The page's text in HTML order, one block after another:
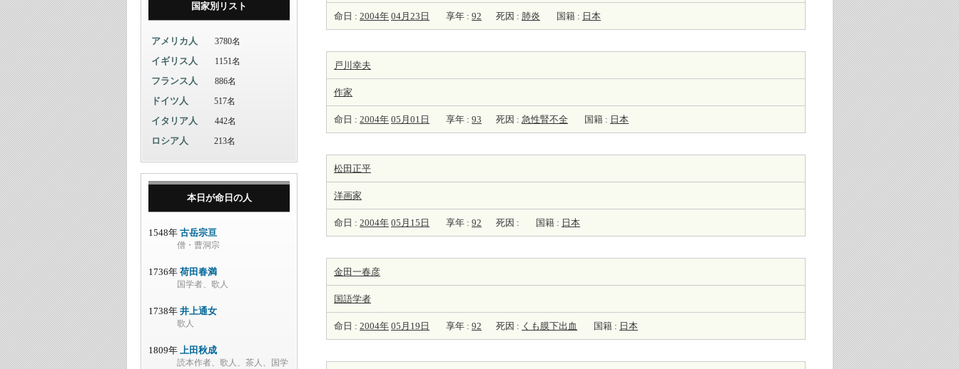
命日 : 2004年 04月23日 享年 : 92 死因 : 肺炎 国籍 : 日本
戸川幸夫
作家
命日 : 2004年 05月01日 享年 : 93 死因 : 急性腎不全 国籍 : 日本
松田正平
洋画家
命日 : 2004年 05月15日 享年 : 92 死因 : 国籍 : 日本
金田一春彦
国語学者
命日 : 2004年 05月19日 享年 : 92 死因 : くも膜下出血 国籍 : 日本
国家別リスト
アメリカ人 3780名
イギリス人 1151名
フランス人 886名
ドイツ人 517名
イタリア人 442名
ロシア人 213名
本日が命日の人
1548年 古岳宗亘
僧・曹洞宗
1736年 荷田春満
国学者、歌人
1738年 井上通女
歌人
1809年 上田秋成
読本作者、歌人、茶人、国学